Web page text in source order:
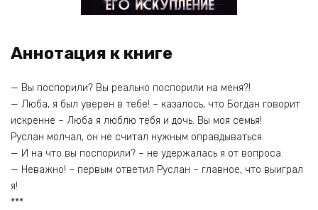
Аннотация к книге
— Вы поспорили? Вы реально поспорили на меня?!
— Люба, я был уверен в тебе! – казалось, что Богдан говорит
искренне – Люба я люблю тебя и дочь. Вы моя семья!
Руслан молчал, он не считал нужным оправдываться.
— И на что вы поспорили? – не удержалась я от вопроса.
— Неважно! – первым ответил Руслан – главное, что выиграл
я!
***